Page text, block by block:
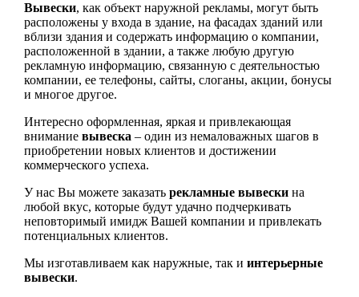
Вывески, как объект наружной рекламы, могут быть
расположены у входа в здание, на фасадах зданий или
вблизи здания и содержать информацию о компании,
расположенной в здании, а также любую другую
рекламную информацию, связанную с деятельностью
компании, ее телефоны, сайты, слоганы, акции, бонусы
и многое другое.
Интересно оформленная, яркая и привлекающая
внимание вывеска – один из немаловажных шагов в
приобретении новых клиентов и достижении
коммерческого успеха.
У нас Вы можете заказать рекламные вывескина
любой вкус, которые будут удачно подчеркивать
неповторимый имидж Вашей компании и привлекать
потенциальных клиентов.
Мы изготавливаем как наружные, так и интерьерные
вывески.